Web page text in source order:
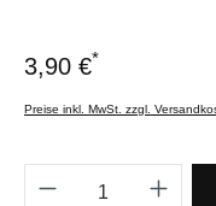
3,90 €*
Preise inkl. MwSt. zzgl.
Produkt